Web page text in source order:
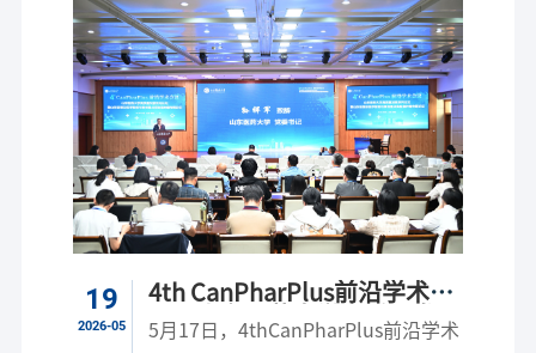
19
2026-05
4th CanPharPlus前沿学术会
议、山东医药大学高质量发展
系列论坛...
5月17日，4thCanPharPlus前沿学术